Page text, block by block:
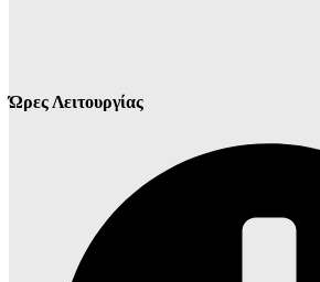
Ώρες Λειτουργίας